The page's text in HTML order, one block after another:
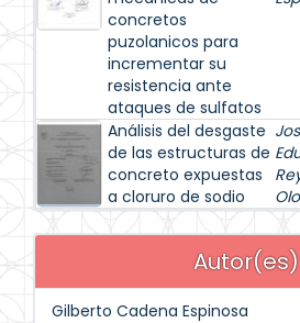
concretos
puzolanicos para
incrementar su
resistencia ante
ataques de sulfatos
Análisis del desgaste
de las estructuras de
concreto expuestas
a cloruro de sodio
Autor(es)
Gilberto Cadena Espinosa